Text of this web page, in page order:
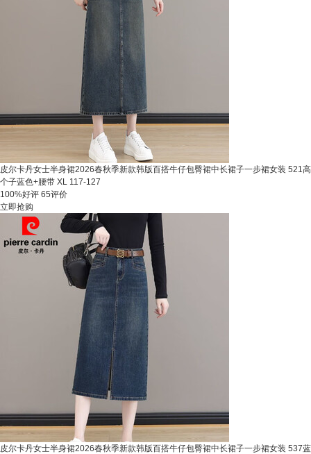
皮尔卡丹女士半身裙2026春秋季新款韩版百搭牛仔包臀裙中长裙子一步裙女装 521高
个子蓝色+腰带 XL 117-127
100%好评 65评价
立即抢购
皮尔卡丹女士半身裙2026春秋季新款韩版百搭牛仔包臀裙中长裙子一步裙女装 537蓝